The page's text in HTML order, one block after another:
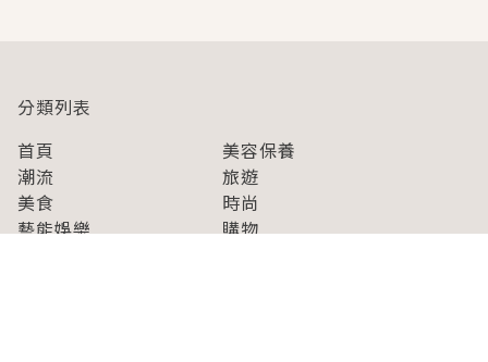
分類列表
首頁
美容保養
潮流
旅遊
美食
時尚
藝能娛樂
購物